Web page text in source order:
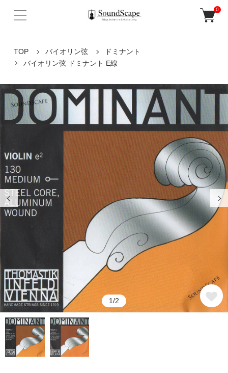
0
TOP バイオリン弦
ドミナント
バイオリン弦 ドミナント E線
1/2